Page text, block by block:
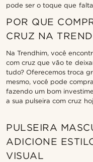
pode ser o toque que
POR QUE
CRUZ NA
Na Trendhim, você
com cruz que vão te
tudo? Oferecemos troca
mesmo, você pode
fazendo um bom
a sua pulseira com cruz
PULSEIRA
ADICIONE
VISUAL